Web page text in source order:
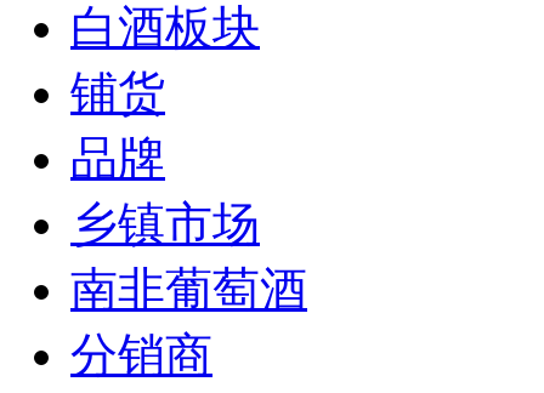
白酒板块
铺货
品牌
乡镇市场
南非葡萄酒
分销商